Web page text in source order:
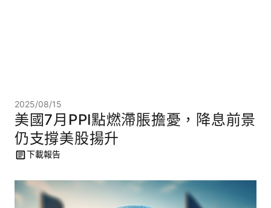
2025/08/15
美國7月PPI點燃滯脹擔憂，降息前景
仍支撐美股揚升
下載報告